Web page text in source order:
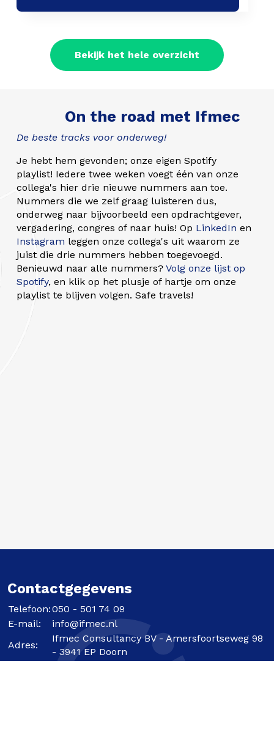
Bekijk het hele overzicht
On the road met Ifmec
De beste tracks voor onderweg!
Je hebt hem gevonden; onze eigen Spotify
playlist! Iedere twee weken voegt één van onze
collega's hier drie nieuwe nummers aan toe.
Nummers die we zelf graag luisteren dus,
onderweg naar bijvoorbeeld een opdrachtgever,
vergadering, congres of naar huis! Op LinkedIn en
Instagram leggen onze collega's uit waarom ze
juist die drie nummers hebben toegevoegd.
Benieuwd naar alle nummers? Volg onze lijst op
Spotify, en klik op het plusje of hartje om onze
playlist te blijven volgen. Safe travels!
Contactgegevens
Telefoon:050 - 501 74 09
E-mail:
info@ifmec.nl
Adres:
Ifmec Consultancy BV - Amersfoortseweg 98
- 3941 EP Doorn